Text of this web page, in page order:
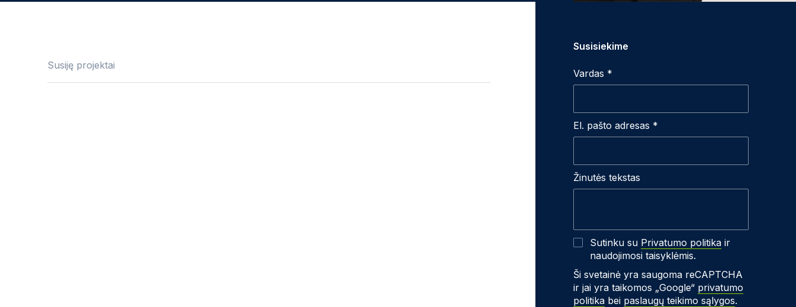
Susiję projektai
Susisiekime
Vardas *
El. pašto adresas *
Žinutės tekstas
Sutinku su Privatumo politika ir
naudojimosi taisyklėmis.
Ši svetainė yra saugoma reCAPTCHA
ir jai yra taikomos „Google“ privatumo
politika bei paslaugų teikimo sąlygos.